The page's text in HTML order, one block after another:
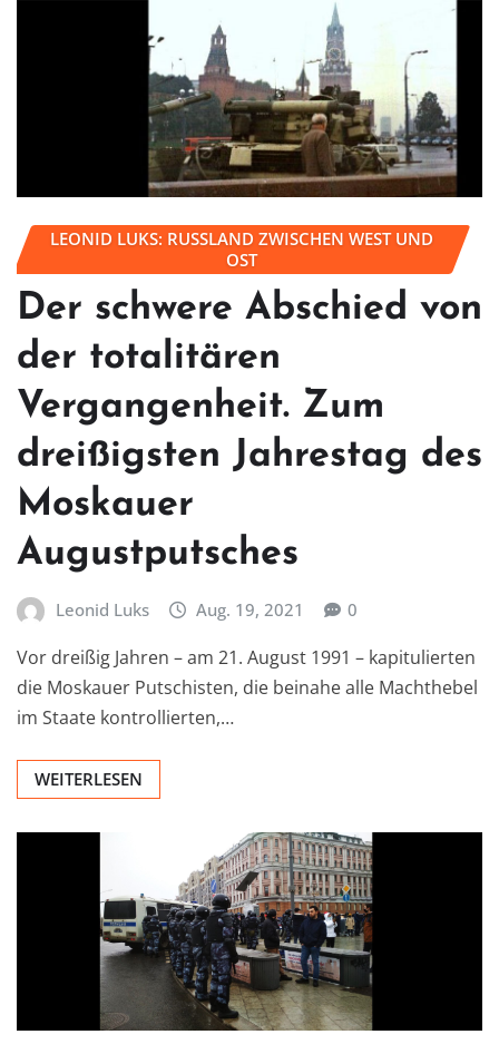
LEONID LUKS: RUSSLAND ZWISCHEN WEST UND
OST
Der schwere Abschied von
der totalitären
Vergangenheit. Zum
dreißigsten Jahrestag des
Moskauer
Augustputsches
Leonid Luks Aug. 19, 2021 0
Vor dreißig Jahren – am 21. August 1991 – kapitulierten
die Moskauer Putschisten, die beinahe alle Machthebel
im Staate kontrollierten,…
WEITERLESEN